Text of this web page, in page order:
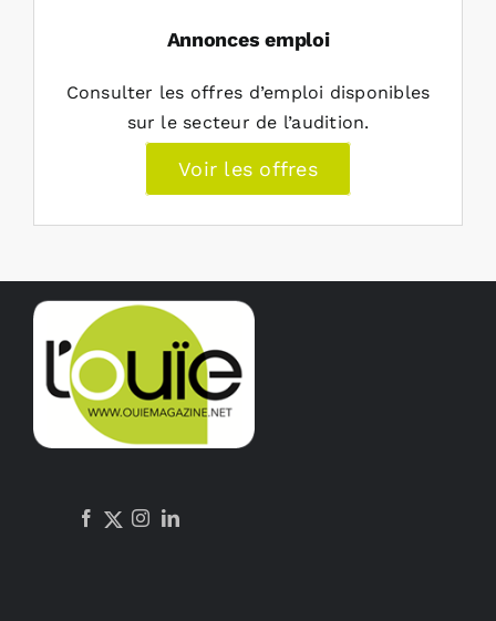
Annonces emploi
Consulter les offres d’emploi disponibles
sur le secteur de l’audition.
Voir les offres